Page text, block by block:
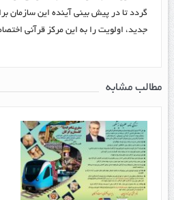
گردد تا در پیش بینی آینده این سازمان
جدید، اولویت را به این مرکز قرآنی
مطالب مشابه